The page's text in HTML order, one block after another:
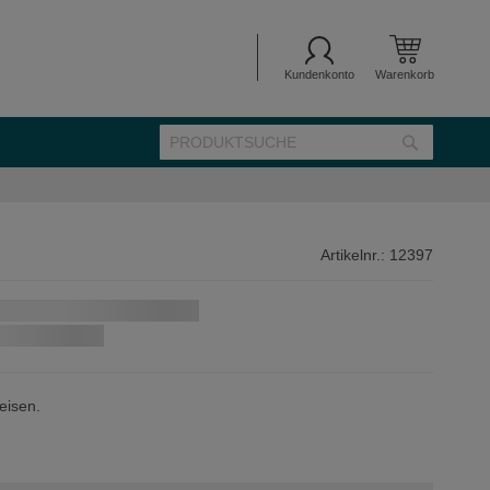
Kundenkonto Warenkorb
Suche
SUCHE
Artikelnr.: 12397